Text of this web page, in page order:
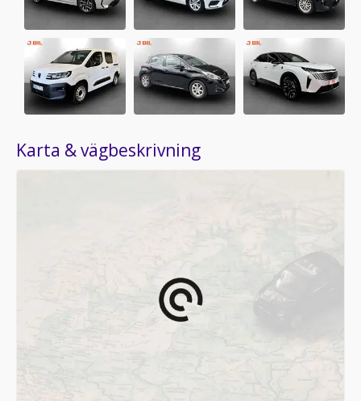
Karta & vägbeskrivning